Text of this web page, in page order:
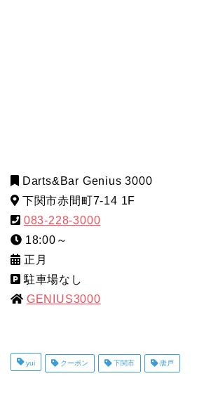
Darts&Bar Genius 3000
下関市赤間町7-14 1F
083-228-3000
18:00～
正月
駐車場なし
GENIUS3000
yui クーポン 下関市 唐戸